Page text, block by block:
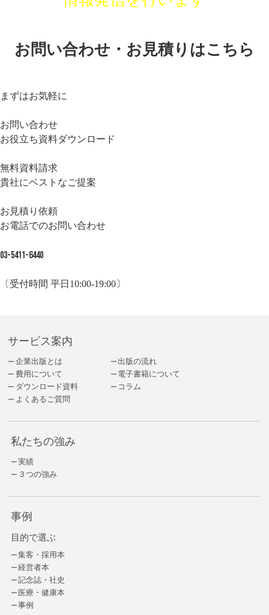
お問い合わせ・お見積りはこちら
まずはお気軽に
お問い合わせ
お役立ち資料ダウンロード
無料資料請求
貴社にベストなご提案
お見積り依頼
お電話でのお問い合わせ
03-5411-6440
〔受付時間 平日10:00-19:00〕
サービス案内
企業出版とは
出版の流れ
費用について
電子書籍について
ダウンロード資料
コラム
よくあるご質問
私たちの強み
実績
３つの強み
事例
目的で選ぶ
集客・採用本
経営者本
記念誌・社史
医療・健康本
事例